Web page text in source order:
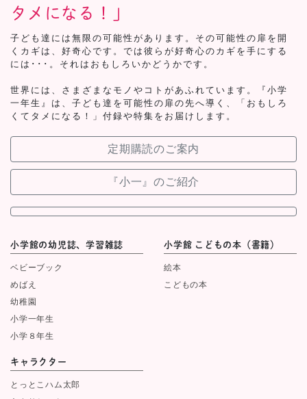
タメになる！」
子ども達には無限の可能性があります。その可能性の扉を開
くカギは、好奇心です。では彼らが好奇心のカギを手にする
には･･･。それはおもしろいかどうかです。
世界には、さまざまなモノやコトがあふれています。『小学
一年生』は、子ども達を可能性の扉の先へ導く、「おもしろ
くてタメになる！」付録や特集をお届けします。
定期購読のご案内
『小一』のご紹介
小学館の幼児誌、学習雑誌
ベビーブック
めばえ
幼稚園
小学一年生
小学８年生
小学館 こどもの本（書籍）
絵本
こどもの本
キャラクター
とっとこハム太郎